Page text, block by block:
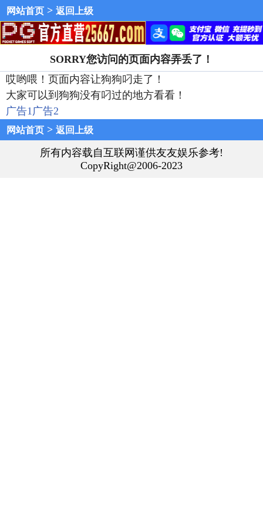
网站首页 > 返回上级
SORRY您访问的页面内容弄丢了！
哎哟喂！页面内容让狗狗叼走了！
大家可以到狗狗没有叼过的地方看看！
广告1广告2
网站首页 > 返回上级
所有内容载自互联网谨供友友娱乐参考!
CopyRight@2006-2023